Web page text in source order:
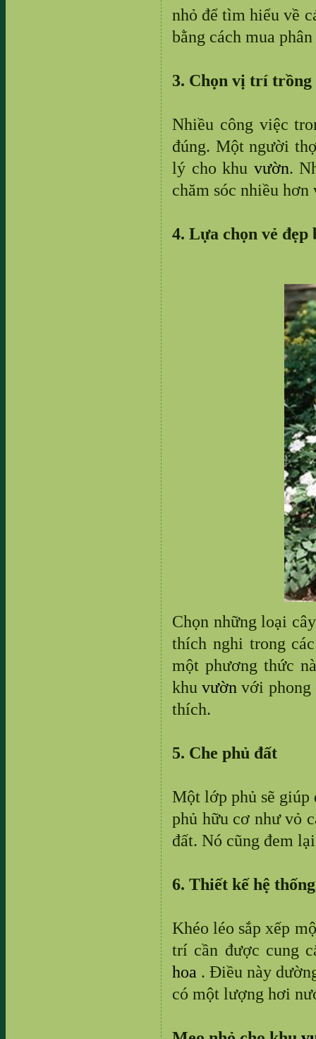
nhỏ để tìm hiểu về
bằng cách mua
3. Chọn vị trí trồng
Nhiều công việc
đúng. Một người
lý cho khu vườn.
chăm sóc nhiều
4. Lựa chọn vẻ đẹp
Chọn những loại
thích nghi trong
một phương thức
khu vườn với phong
thích.
5. Che phủ đất
Một lớp phủ sẽ giúp
phủ hữu cơ như vỏ
đất. Nó cũng đem
6. Thiết kế hệ
Khéo léo sắp xếp
trí cần được cung
hoa . Điều này
có một lượng hơi